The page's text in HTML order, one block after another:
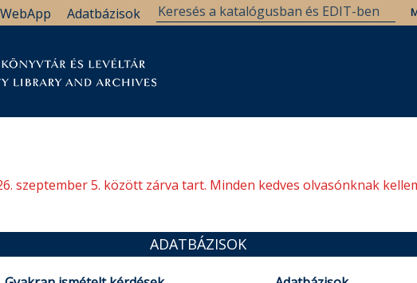
Adatbázisok
WebApp
szeptember 5. között zárva tart. Minden kedves olvasónknak
ADATBÁZISOK